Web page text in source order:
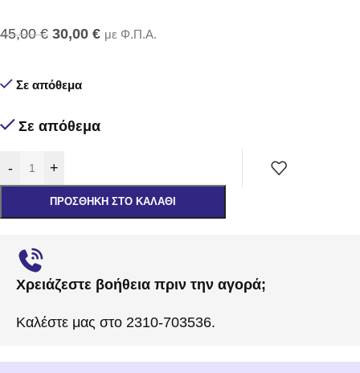
45,00€ 30,00 € με Φ.Π.Α.
Σε απόθεμα
Σε απόθεμα
- +
ΠΡΟΣΘΉΚΗ ΣΤΟ ΚΑΛΆΘΙ
Χρειάζεστε βοήθεια πριν την αγορά;
Καλέστε μας στο 2310-703536.